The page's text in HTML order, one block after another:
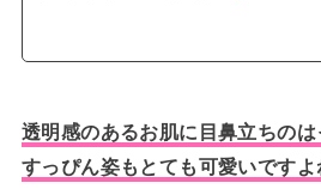
透明感のあるお肌に目鼻立ちのは
すっぴん姿もとても可愛いですよ